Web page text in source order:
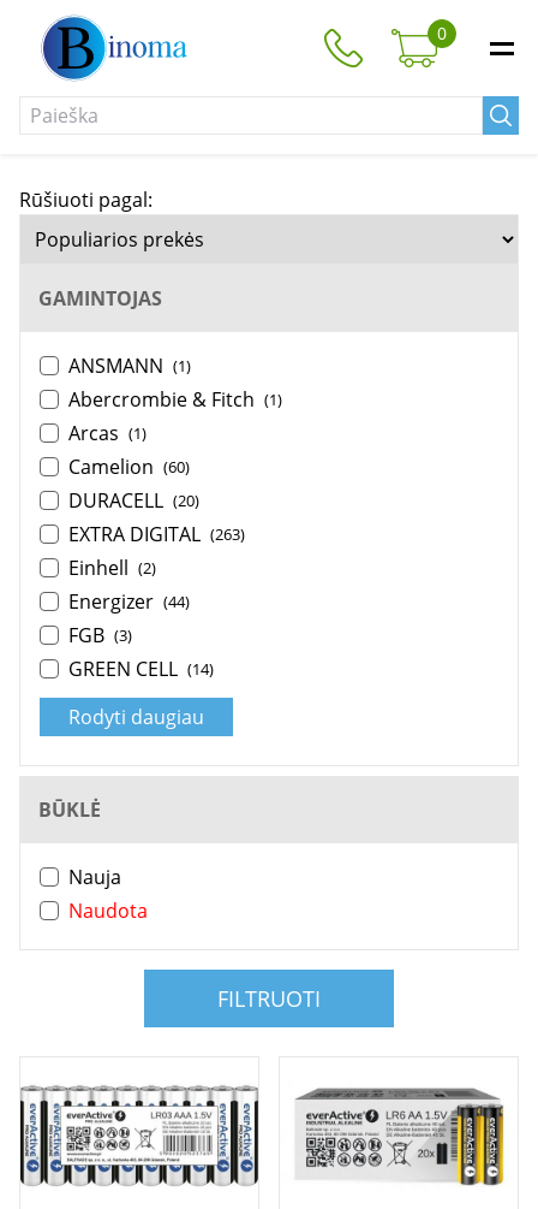
0
Rūšiuoti pagal:
GAMINTOJAS
ANSMANN (1)
Abercrombie & Fitch (1)
Arcas (1)
Camelion (60)
DURACELL (20)
EXTRA DIGITAL (263)
Einhell (2)
Energizer (44)
FGB (3)
GREEN CELL (14)
Rodyti daugiau
BŪKLĖ
Nauja
Naudota
FILTRUOTI